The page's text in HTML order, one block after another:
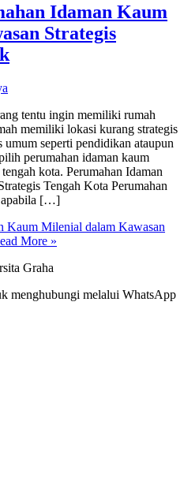
Idaman Kaum
Strategis
tentu ingin memiliki rumah
memiliki lokasi kurang strategis
umum seperti pendidikan ataupun
perumahan idaman kaum
kota. Perumahan Idaman
Tengah Kota Perumahan
apabila […]
Kaum Milenial dalam Kawasan
More »
Graha
menghubungi melalui WhatsApp